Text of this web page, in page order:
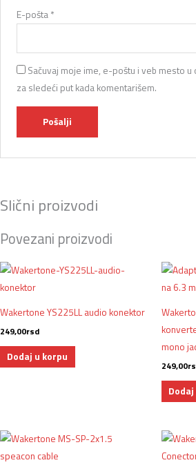
E-pošta *
Sačuvaj moje ime, e-poštu i veb mesto
za sledeći put kada komentarišem.
Slični proizvodi
Povezani proizvodi
Wakertone YS225LL audio konektor
249,00rsd
Dodaj u korpu
mono
249,00